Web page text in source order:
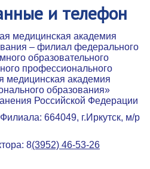
и телефон
медицинская академия
– филиал федерального
образовательного
профессионального
медицинская академия
образования»
Российской Федерации
664049, г.Иркутск, м/р
8(3952) 46-53-26